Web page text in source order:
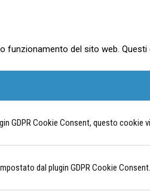
del sito web.
GDPR Cookie Consent, questo
dal plugin GDPR Cookie